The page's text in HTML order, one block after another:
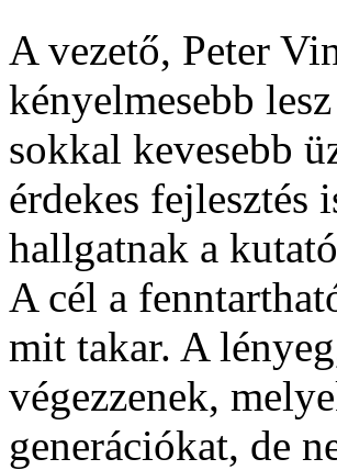
A vezető, Peter
kényelmesebb
sokkal kevesebb
érdekes fejlesztés
hallgatnak a
A cél a
mit takar. A
végezzenek,
generációkat, de